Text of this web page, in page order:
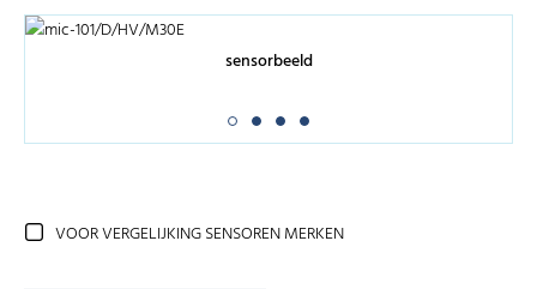
sensorbeeld
VOOR VERGELIJKING SENSOREN MERKEN